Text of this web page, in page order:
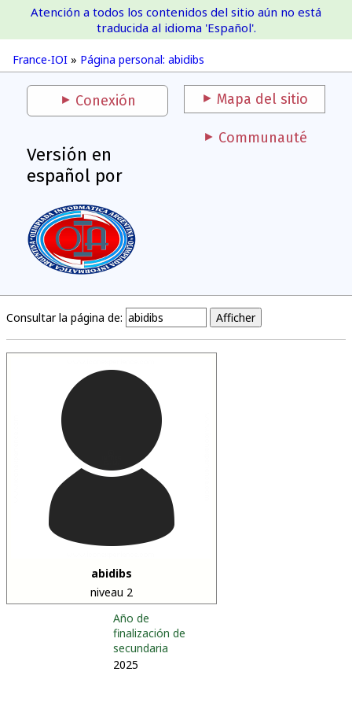
France-IOI
France-IOI » Página personal: abidibs
Atención a todos los contenidos del sitio aún no está
traducida al idioma 'Español'.
Conexión Mapa del sitio
Versión en
español por
Communauté
Consultar la página de:
abidibs
niveau 2
Año de
finalización de
secundaria
2025